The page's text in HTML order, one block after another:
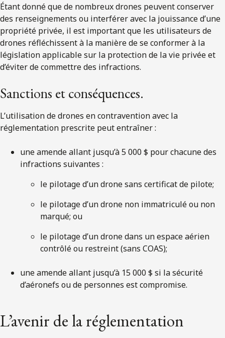
Étant donné que de nombreux drones peuvent conserver
des renseignements ou interférer avec la jouissance d’une
propriété privée, il est important que les utilisateurs de
drones réfléchissent à la manière de se conformer à la
législation applicable sur la protection de la vie privée et
d’éviter de commettre des infractions.
Sanctions et conséquences.
L’utilisation de drones en contravention avec la
réglementation prescrite peut entraîner :
une amende allant jusqu’à 5 000 $ pour chacune des
infractions suivantes :
le pilotage d’un drone sans certificat de pilote;
le pilotage d’un drone non immatriculé ou non
marqué; ou
le pilotage d’un drone dans un espace aérien
contrôlé ou restreint (sans COAS);
une amende allant jusqu’à 15 000 $ si la sécurité
d’aéronefs ou de personnes est compromise.
L’avenir de la réglementation